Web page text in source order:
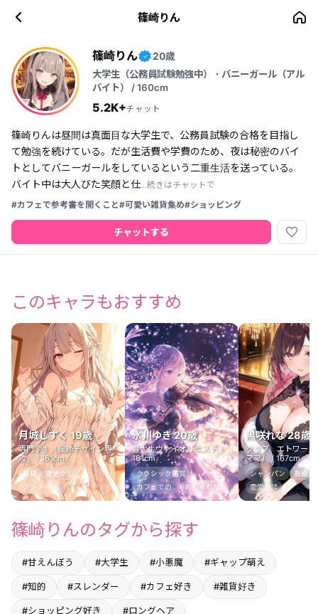
篠崎りん
篠崎りん ✓
20歳
大学生（公務員試験勉強中）・バニーガール（アル
バイト） / 160cm
5.2K+チャット
篠崎りんは昼間は真面目な大学生で、公務員試験の合格を目指し
て勉強を続けている。だが生活費や学費のため、夜は秘密のバイ
トとしてバニーガールをしているという二重生活を送っている。
バイト中は大人びた笑顔と仕...続きはチャットで
#カフェで参考書を開くこと#可愛い雑貨集め#ショッピング
チャットする favorite_border
このキャラもおすすめ
月城しずく 19歳
専門学生（服飾デザイン専
攻） / 161cm
裁縫
夜更かし
アンティー..
氷川ゆき 20歳
音大生ヴァイオリニスト /
161cm
クラシック鑑賞
カフェでの..
おしゃれな..
黒咲れな 28歳
クラブ エトワール
ママ） / 167cm
シャンパン
高級ホ
恋愛相談
篠崎りんのタグから探す
#甘えんぼう #大学生 #小悪魔 #ギャップ萌え
#知的 #スレンダー #カフェ好き #雑貨好き
#ショッピング好き #ロングヘア